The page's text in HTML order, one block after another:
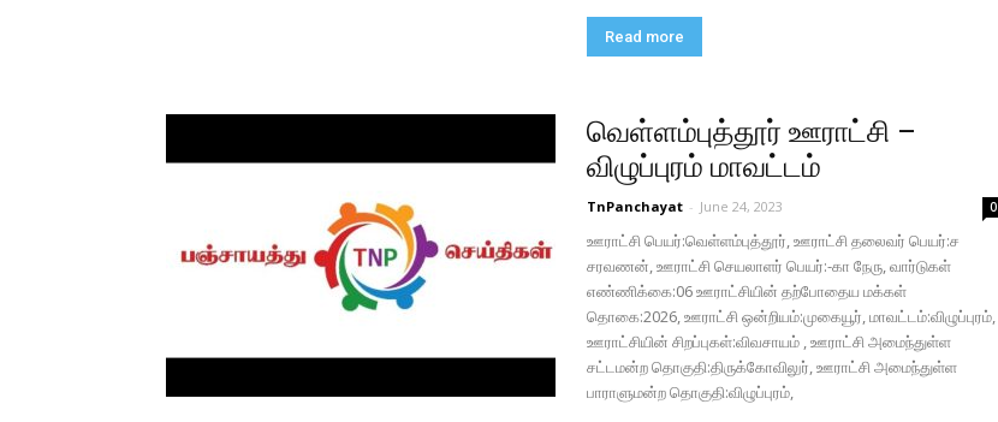
Read more
வெள்ளம்புத்தூர் ஊராட்சி –
விழுப்புரம் மாவட்டம்
TnPanchayat - June 24, 2023 0
ஊராட்சி பெயர்:வெள்ளம்புத்தூர், ஊராட்சி தலைவர் பெயர்:ச
சரவணன், ஊராட்சி செயலாளர் பெயர்:-கா நேரு, வார்டுகள்
எண்ணிக்கை:06 ஊராட்சியின் தற்போதைய மக்கள்
தொகை:2026, ஊராட்சி ஒன்றியம்:முகையூர், மாவட்டம்:விழுப்புரம்,
ஊராட்சியின் சிறப்புகள்:விவசாயம் , ஊராட்சி அமைந்துள்ள
சட்டமன்ற தொகுதி:திருக்கோவிலுர், ஊராட்சி அமைந்துள்ள
பாராளுமன்ற தொகுதி:விழுப்புரம்,